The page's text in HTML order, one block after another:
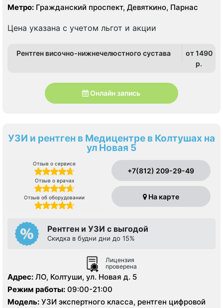
Метро: Гражданский проспект, Девяткино, Парнас
Цена указана с учетом льгот и акции
Рентген височно-нижнечелюстного сустава
от 1490
p.
Онлайн запись
УЗИ и рентген в Медицентре в Колтушах на
ул Новая 5
Отзыв о сервисе
Отзыв о врачах
Отзыв об оборудовании
+7(812) 209-29-49
На карте
Рентген и УЗИ с выгодой
Скидка в будни дни до 15%
Лицензия
проверена
Адрес: ЛО, Колтуши, ул. Новая д. 5
Режим работы: 09:00-21:00
Модель: УЗИ экспертного класса, рентген цифровой